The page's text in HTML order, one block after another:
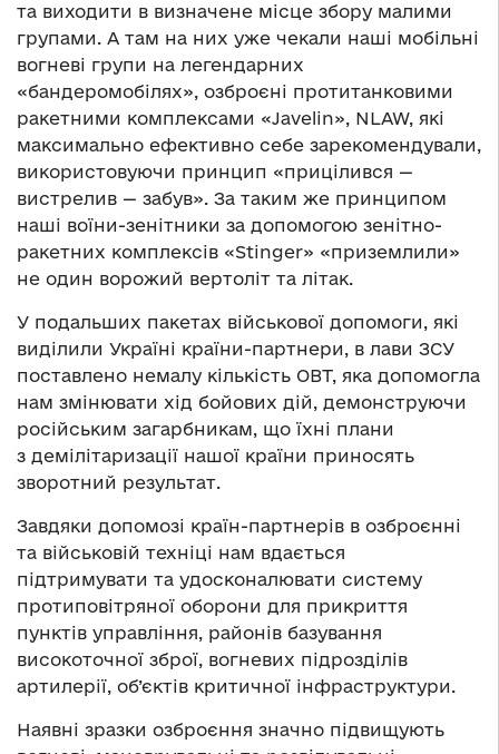
та виходити в визначене місце збору малими
групами. А там на них уже чекали наші мобільні
вогневі групи на легендарних
«бандеромобілях», озброєні протитанковими
ракетними комплексами «Javelin», NLAW, які
максимально ефективно себе зарекомендували,
використовуючи принцип «прицілився —
вистрелив — забув». За таким же принципом
наші воїни-зенітники за допомогою зенітно-
ракетних комплексів «Stinger» «приземлили»
не один ворожий вертоліт та літак.
У подальших пакетах військової допомоги, які
виділили Україні країни-партнери, в лави ЗСУ
поставлено немалу кількість ОВТ, яка допомогла
нам змінювати хід бойових дій, демонструючи
російським загарбникам, що їхні плани
з демілітаризації нашої країни приносять
зворотний результат.
Завдяки допомозі країн-партнерів в озброєнні
та військовій техніці нам вдається
підтримувати та удосконалювати систему
протиповітряної оборони для прикриття
пунктів управління, районів базування
високоточної зброї, вогневих підрозділів
артилерії, об’єктів критичної інфраструктури.
Наявні зразки озброєння значно підвищують